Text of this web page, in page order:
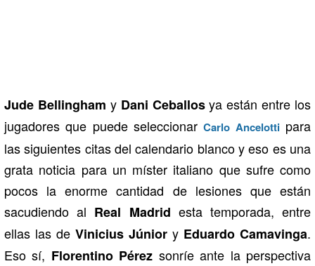
Jude Bellingham y Dani Ceballosya están entre los
jugadores que puede seleccionarCarlo Ancelotti para
las siguientes citas del calendario blanco y eso es una
grata noticia para un míster italiano que sufre como
pocos la enorme cantidad de lesiones que están
sacudiendo al Real Madrid esta temporada, entre
ellas las de Vinicius Júnior y Eduardo Camavinga.
Eso sí, Florentino Pérez sonríe ante la perspectiva